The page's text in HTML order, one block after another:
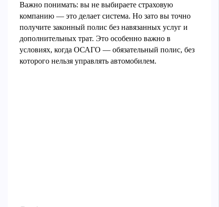
Важно понимать: вы не выбираете страховую
компанию — это делает система. Но зато вы точно
получите законный полис без навязанных услуг и
дополнительных трат. Это особенно важно в
условиях, когда ОСАГО — обязательный полис, без
которого нельзя управлять автомобилем.